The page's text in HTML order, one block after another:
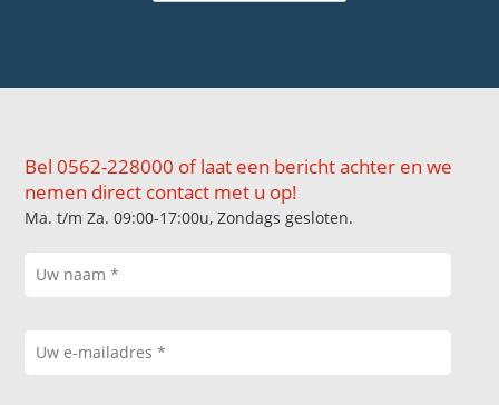
Bel 0562-228000 of laat een bericht achter en we
nemen direct contact met u op!
Ma. t/m Za. 09:00-17:00u, Zondags gesloten.